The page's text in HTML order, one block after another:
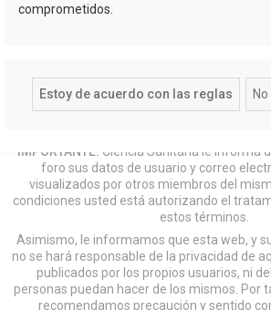
comprometidos.
IMPORTANTE: Ciencia Sanitaria le informa
foro sus datos de usuario y correo
visualizados por otros miembros del
condiciones usted está autorizando el
estos términos.
Asimismo, le informamos que esta web, y
no se hará responsable de la privacidad de
publicados por los propios usuarios, ni
personas puedan hacer de los mismos. Por
recomendamos precaución y sentido